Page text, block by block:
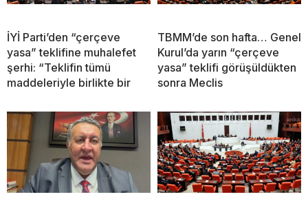
İYİ Parti’den “çerçeve
yasa” teklifine muhalefet
şerhi: “Teklifin tümü
maddeleriyle birlikte bir
TBMM’de son hafta… Genel
Kurul’da yarın “çerçeve
yasa” teklifi görüşüldükten
sonra Meclis